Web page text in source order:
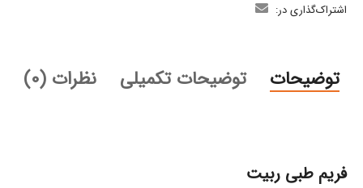
اشتراک‌گذاری در:
توضیحات توضیحات تکمیلی نظرات (0)
فریم طبی ربیت